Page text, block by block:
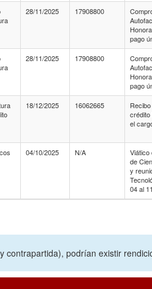
28/11/2025 17908800
pago
28/11/2025 17908800
pago
18/12/2025 16062665
crédito
el
04/10/2025 N/A
Viático
de
y
04 al
podrían existir